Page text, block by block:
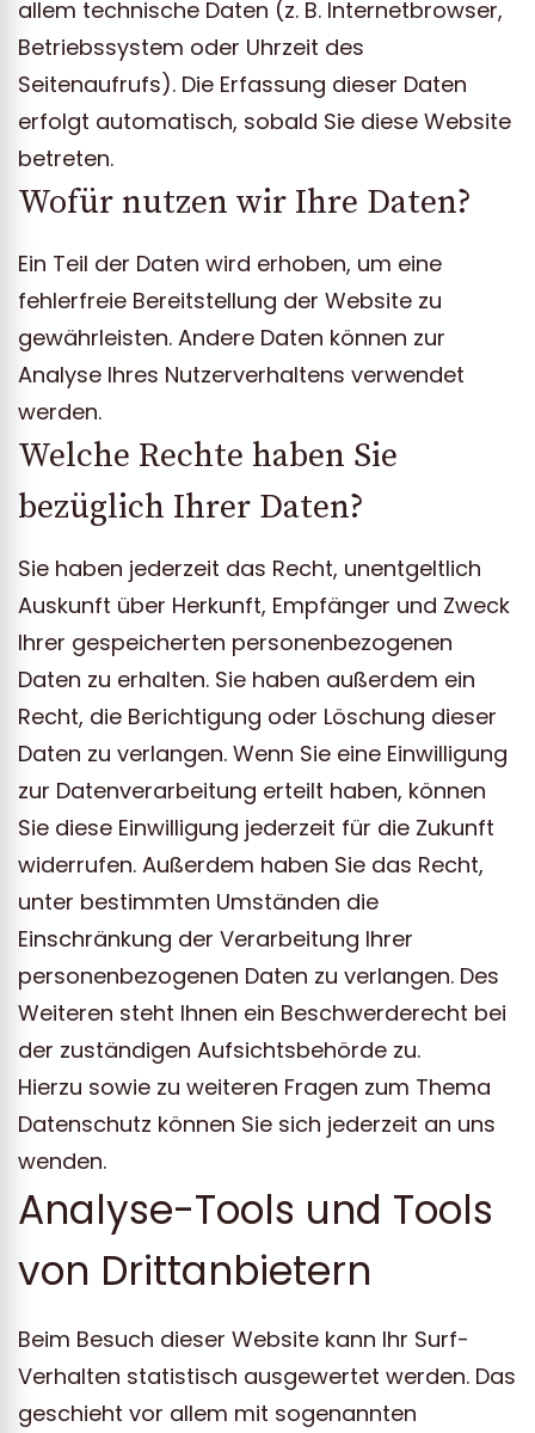
allem technische Daten (z. B. Internetbrowser,
Betriebssystem oder Uhrzeit des
Seitenaufrufs). Die Erfassung dieser Daten
erfolgt automatisch, sobald Sie diese Website
betreten.
Wofür nutzen wir Ihre Daten?
Ein Teil der Daten wird erhoben, um eine
fehlerfreie Bereitstellung der Website zu
gewährleisten. Andere Daten können zur
Analyse Ihres Nutzerverhaltens verwendet
werden.
Welche Rechte haben Sie
bezüglich Ihrer Daten?
Sie haben jederzeit das Recht, unentgeltlich
Auskunft über Herkunft, Empfänger und Zweck
Ihrer gespeicherten personenbezogenen
Daten zu erhalten. Sie haben außerdem ein
Recht, die Berichtigung oder Löschung dieser
Daten zu verlangen. Wenn Sie eine Einwilligung
zur Datenverarbeitung erteilt haben, können
Sie diese Einwilligung jederzeit für die Zukunft
widerrufen. Außerdem haben Sie das Recht,
unter bestimmten Umständen die
Einschränkung der Verarbeitung Ihrer
personenbezogenen Daten zu verlangen. Des
Weiteren steht Ihnen ein Beschwerderecht bei
der zuständigen Aufsichtsbehörde zu.
Hierzu sowie zu weiteren Fragen zum Thema
Datenschutz können Sie sich jederzeit an uns
wenden.
Analyse-Tools und Tools
von Dritt­anbietern
Beim Besuch dieser Website kann Ihr Surf-
Verhalten statistisch ausgewertet werden. Das
geschieht vor allem mit sogenannten